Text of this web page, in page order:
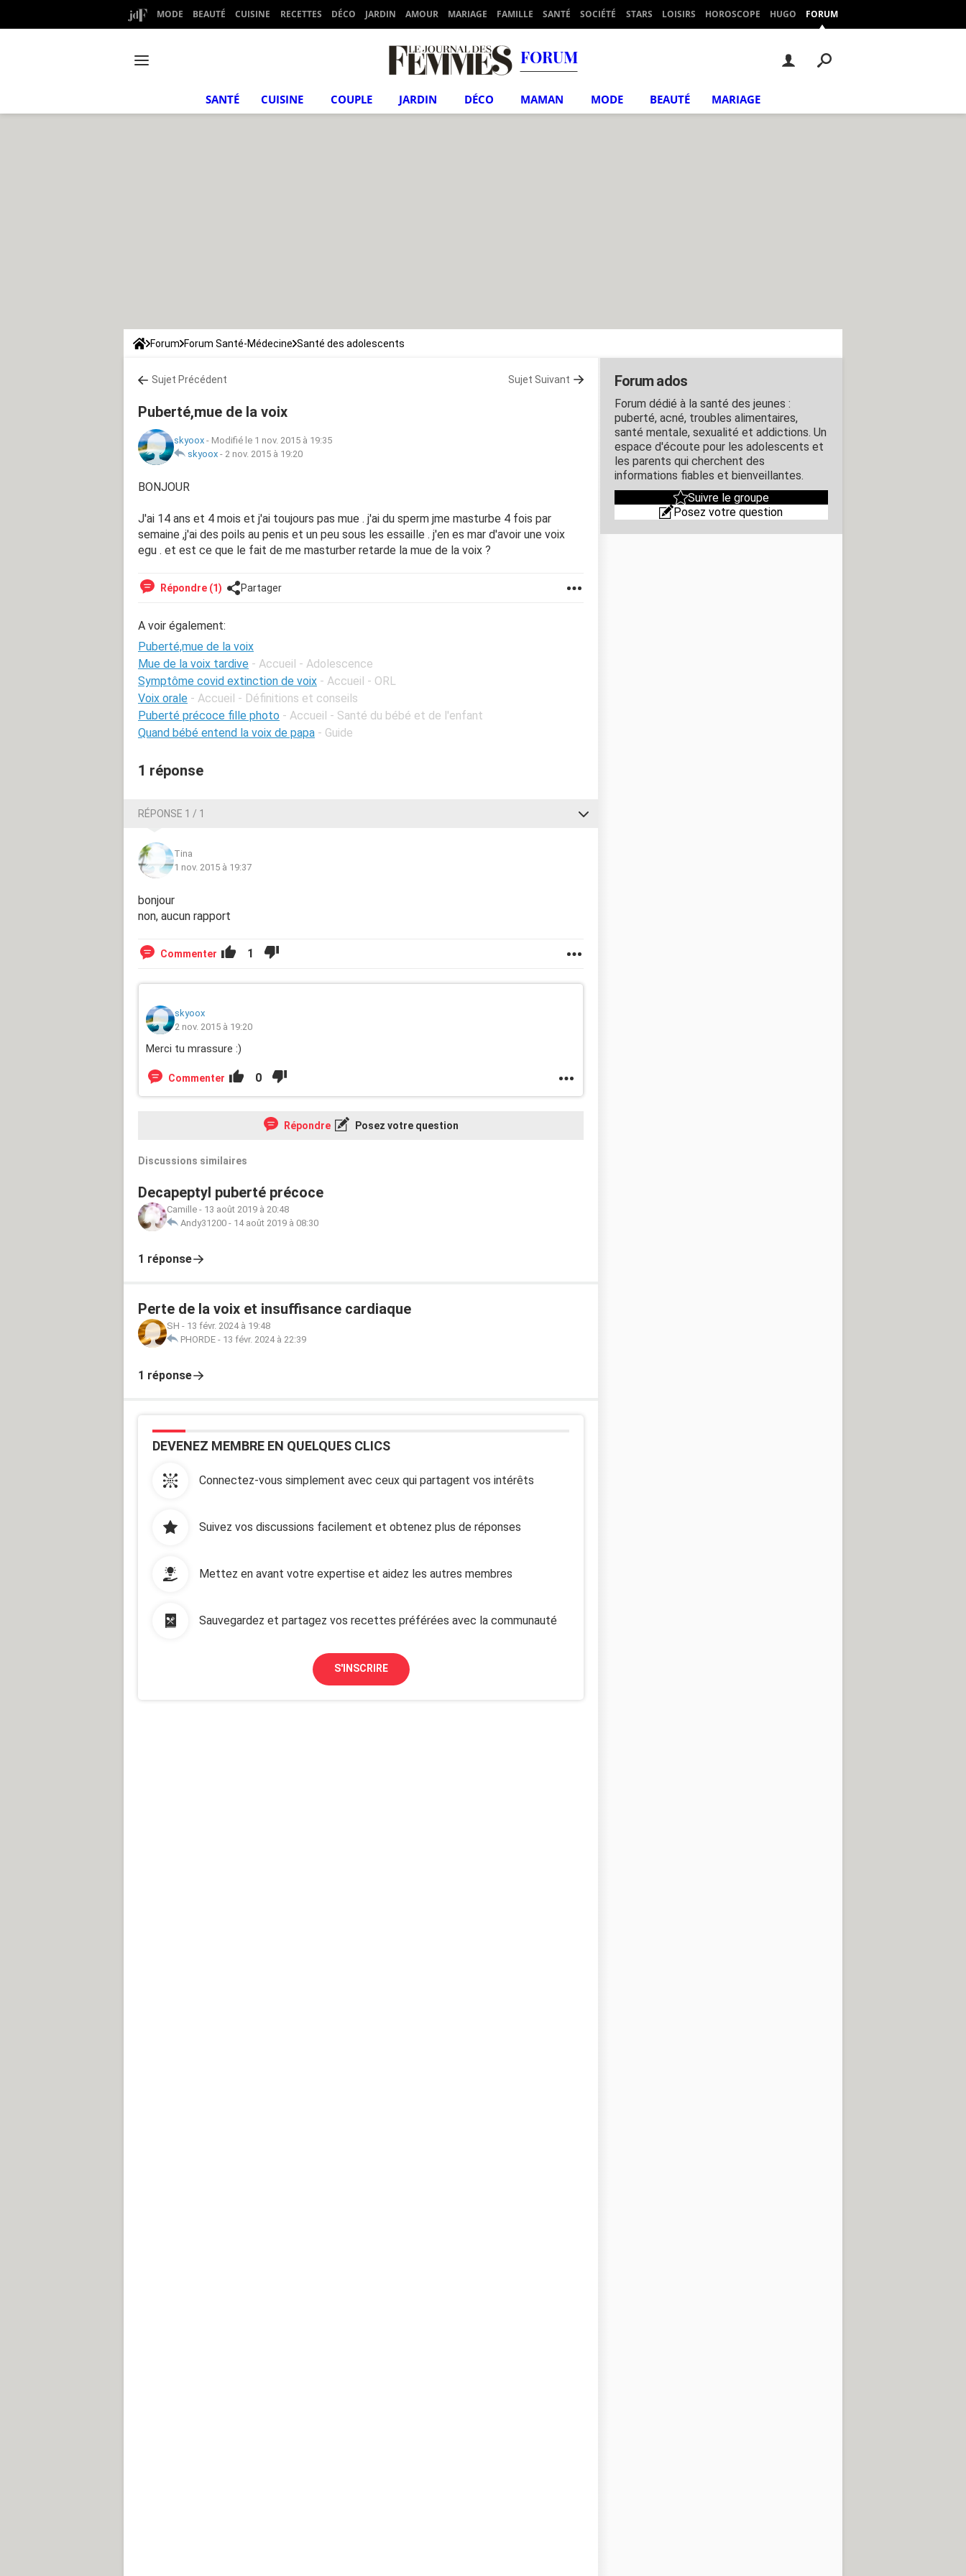
MODE BEAUTÉ CUISINE RECETTES DÉCO JARDIN AMOUR MARIAGE FAMILLE SANTÉ SOCIÉTÉ STARS LOISIRS HOROSCOPE HUGO FORUM
FORUM
SANTÉ CUISINE COUPLE JARDIN DÉCO MAMAN MODE BEAUTÉ MARIAGE
Forum Forum Santé-Médecine Santé des adolescents
Sujet Précédent Sujet Suivant
Puberté,mue de la voix
skyoox - Modifié le 1 nov. 2015 à 19:35
skyoox - 2 nov. 2015 à 19:20
BONJOUR
J'ai 14 ans et 4 mois et j'ai toujours pas mue . j'ai du sperm jme masturbe 4 fois par
semaine ,j'ai des poils au penis et un peu sous les essaille . j'en es mar d'avoir une voix
egu . et est ce que le fait de me masturber retarde la mue de la voix ?
Répondre (1) Partager
A voir également:
Puberté,mue de la voix
Mue de la voix tardive - Accueil - Adolescence
Symptôme covid extinction de voix - Accueil - ORL
Voix orale - Accueil - Définitions et conseils
Puberté précoce fille photo - Accueil - Santé du bébé et de l'enfant
Quand bébé entend la voix de papa - Guide
1 réponse
RÉPONSE 1 / 1
Tina
1 nov. 2015 à 19:37
bonjour
non, aucun rapport
Commenter 1
skyoox
2 nov. 2015 à 19:20
Merci tu mrassure :)
Commenter 0
Répondre Posez votre question
Discussions similaires
Decapeptyl puberté précoce
Camille - 13 août 2019 à 20:48
Andy31200 - 14 août 2019 à 08:30
1 réponse
Perte de la voix et insuffisance cardiaque
SH - 13 févr. 2024 à 19:48
PHORDE - 13 févr. 2024 à 22:39
1 réponse
DEVENEZ MEMBRE EN QUELQUES CLICS
Connectez-vous simplement avec ceux qui partagent vos intérêts
Suivez vos discussions facilement et obtenez plus de réponses
Mettez en avant votre expertise et aidez les autres membres
Sauvegardez et partagez vos recettes préférées avec la communauté
S'INSCRIRE
Forum ados
Forum dédié à la santé des jeunes :
puberté, acné, troubles alimentaires,
santé mentale, sexualité et addictions. Un
espace d'écoute pour les adolescents et
les parents qui cherchent des
informations fiables et bienveillantes.
Suivre le groupe
Posez votre question